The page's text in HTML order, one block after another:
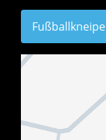
Fußballkneipe